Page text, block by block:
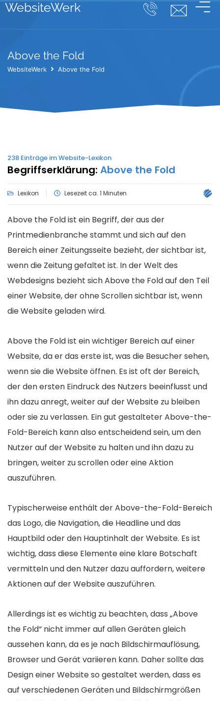
WebsiteWerk
Above the Fold
WebsiteWerk Above the Fold
238 Einträge im Website-Lexikon
Begriffserklärung: Above the Fold
Lexikon Lesezeit ca. 1 Minuten
Above the Fold ist ein Begriff, der aus der
Printmedienbranche stammt und sich auf den
Bereich einer Zeitungsseite bezieht, der sichtbar ist,
wenn die Zeitung gefaltet ist. In der Welt des
Webdesigns bezieht sich Above the Fold auf den Teil
einer Website, der ohne Scrollen sichtbar ist, wenn
die Website geladen wird.
Above the Fold ist ein wichtiger Bereich auf einer
Website, da er das erste ist, was die Besucher sehen,
wenn sie die Website öffnen. Es ist oft der Bereich,
der den ersten Eindruck des Nutzers beeinflusst und
ihn dazu anregt, weiter auf der Website zu bleiben
oder sie zu verlassen. Ein gut gestalteter Above-the-
Fold-Bereich kann also entscheidend sein, um den
Nutzer auf der Website zu halten und ihn dazu zu
bringen, weiter zu scrollen oder eine Aktion
auszuführen.
Typischerweise enthält der Above-the-Fold-Bereich
das Logo, die Navigation, die Headline und das
Hauptbild oder den Hauptinhalt der Website. Es ist
wichtig, dass diese Elemente eine klare Botschaft
vermitteln und den Nutzer dazu auffordern, weitere
Aktionen auf der Website auszuführen.
Allerdings ist es wichtig zu beachten, dass „Above
the Fold“ nicht immer auf allen Geräten gleich
aussehen kann, da es je nach Bildschirmauflösung,
Browser und Gerät variieren kann. Daher sollte das
Design einer Website so gestaltet werden, dass es
auf verschiedenen Geräten und Bildschirmgrößen